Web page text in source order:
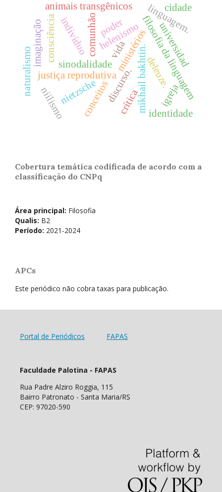
justiça reprodutivadiscurso.
sinodalidade ministérios
conceitos filosofia da linguagem
mikhail bakhtin.
helenismo
vida
nietzsche
comunhão
niilismo
deleuze.
consciência
crítica
naturalismo
linguagem.
igreja
animais transgênicos
indivíduo
imaginação
identidade
poder
cidade
universidad
Cobertura temática codificada de acordo com a
classificação do CNPq
Área principal: Filosofia
Qualis: B2
Período: 2021-2024
APCs
Este periódico não cobra taxas para publicação.
Portal de Periódicos FAPAS
Faculdade Palotina - FAPAS
Rua Padre Alziro Roggia, 115
Bairro Patronato - Santa Maria/RS
CEP: 97020-590